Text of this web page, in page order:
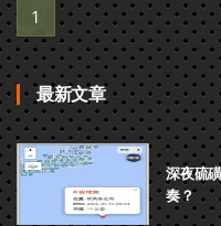
1
最新文章
深夜硫
奏？